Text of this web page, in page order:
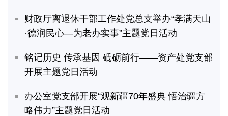
财政厅离退休干部工作处党总支举办“孝满天山
·德润民心—为老办实事”主题党日活动
铭记历史 传承基因 砥砺前行——资产处党支部
开展主题党日活动
办公室党支部开展“观新疆70年盛典 悟治疆方
略伟力”主题党日活动